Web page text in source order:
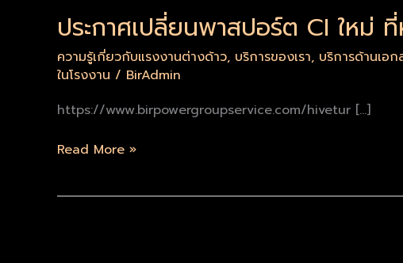
ประกาศเปลี่ยนพาสปอร์ต CI ใหม่
ความรู้เกี่ยวกับแรงงานต่างด้าว, บริการของเรา, บริการด้านเอ
ในโรงงาน / BirAdmin
https://www.birpowergroupservice.com/hivetur […]
พาส
CI
ใหม่
ที่
อายุ
Read More »